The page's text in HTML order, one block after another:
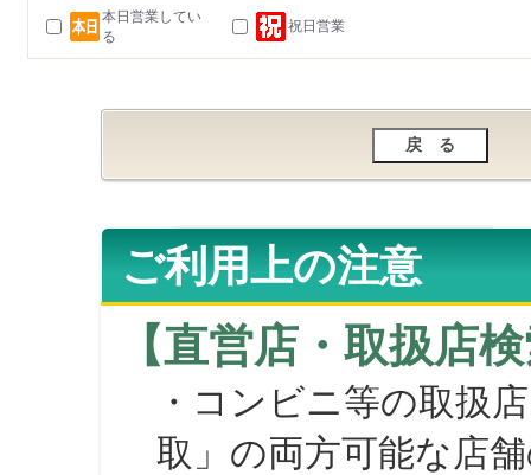
本日営業してい
る
祝日営業
ご利用上の注意
【直営店・取扱店
・コンビニ等の取扱
取」の両方可能な店